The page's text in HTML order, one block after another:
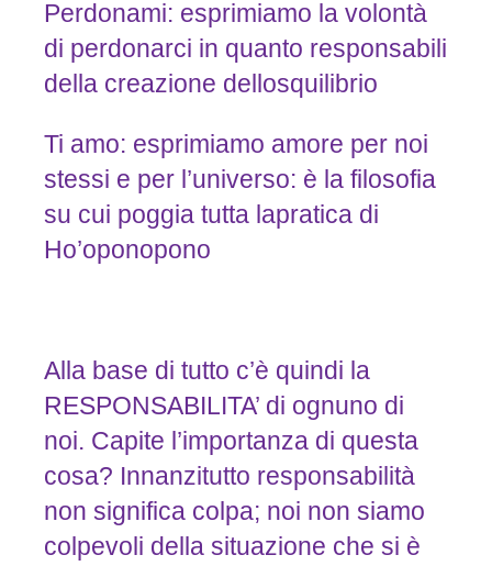
Perdonami: esprimiamo la volontà
di perdonarci in quanto responsabili
della creazione dellosquilibrio
Ti amo: esprimiamo amore per noi
stessi e per l’universo: è la filosofia
su cui poggia tutta lapratica di
Ho’oponopono
Alla base di tutto c’è quindi la
RESPONSABILITA’ di ognuno di
noi. Capite l’importanza di questa
cosa? Innanzitutto responsabilità
non significa colpa; noi non siamo
colpevoli della situazione che si è